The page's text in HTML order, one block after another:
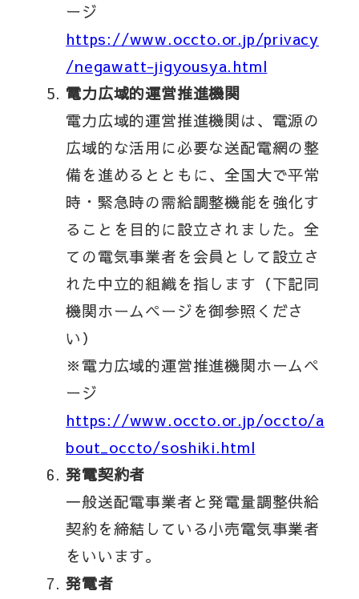
ージ
https://www.occto.or.jp/privacy
/negawatt-jigyousya.html
電力広域的運営推進機関
電力広域的運営推進機関は、電源の
広域的な活用に必要な送配電網の整
備を進めるとともに、全国大で平常
時・緊急時の需給調整機能を強化す
ることを目的に設立されました。全
ての電気事業者を会員として設立さ
れた中立的組織を指します（下記同
機関ホームページを御参照くださ
い）
※電力広域的運営推進機関ホームペ
ージ
https://www.occto.or.jp/occto/a
bout_occto/soshiki.html
発電契約者
一般送配電事業者と発電量調整供給
契約を締結している小売電気事業者
をいいます。
発電者